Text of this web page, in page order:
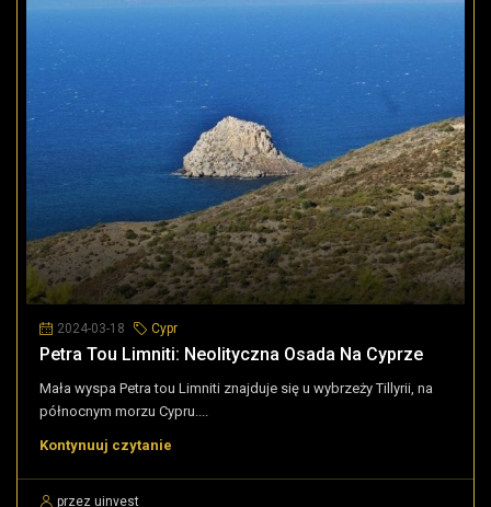
2024-03-18 Cypr
Petra Tou Limniti: Neolityczna Osada Na Cyprze
Mała wyspa Petra tou Limniti znajduje się u wybrzeży Tillyrii, na
północnym morzu Cypru....
Kontynuuj czytanie
przez uinvest